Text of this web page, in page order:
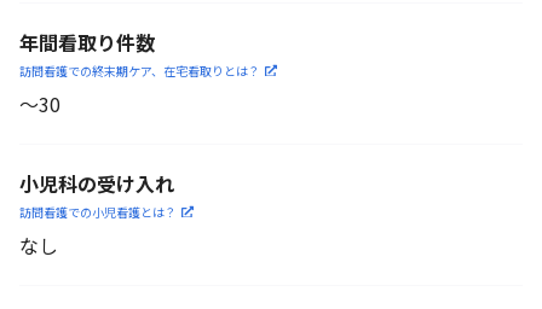
年間看取り件数
訪問看護での終末期ケア、 在宅看取りとは？
〜30
小児科の受け入れ
訪問看護での小児看護とは？
なし